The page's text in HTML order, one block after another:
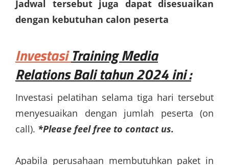
Jadwal tersebut juga dapat disesuaikan
dengan kebutuhan calon peserta
Investasi Training Media
Relations Balitahun 2024 ini :
Investasi pelatihan selama tiga hari tersebut
menyesuaikan dengan jumlah peserta (on
call). *Please feel free to contact us.
Apabila perusahaan membutuhkan paket in